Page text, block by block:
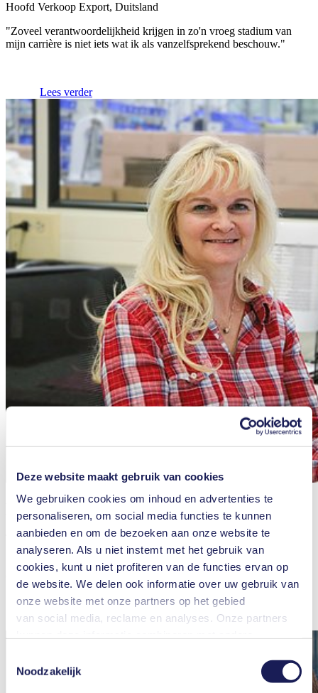
Deze website maakt gebruik van cookies
We gebruiken cookies om inhoud en advertenties te
personaliseren, om social media functies te kunnen
aanbieden en om de bezoeken aan onze website te
analyseren. Als u niet instemt met het gebruik van
cookies, kunt u niet profiteren van de functies ervan op
de website. We delen ook informatie over uw gebruik van
onze website met onze partners op het gebied
van social media, reclame en analyses. Onze partners
verzameld in het kader van uw gebruik van de diensten.
U kunt uw toestemming te allen tijde intrekken door te
Noodzakelijk
Hoofd Verkoop Export, Duitsland
"Zoveel verantwoordelijkheid krijgen in zo'n vroeg stadium van
mijn carrière is niet iets wat ik als vanzelfsprekend beschouw."
Lees verder
Elena Secelean
Toezichthouder kleine assemblages, USA
"Het vertrouwen dat KNF in mij heeft gesteld, heeft mij geholpen
om verder te gaan met mijn carrière."
Lees verder